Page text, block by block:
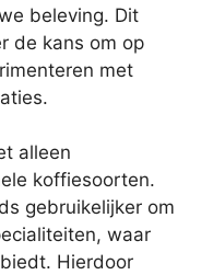
beleving. Dit
de kans om op
met
alleen
koffiesoorten.
gebruikelijker om
waar
Hierdoor